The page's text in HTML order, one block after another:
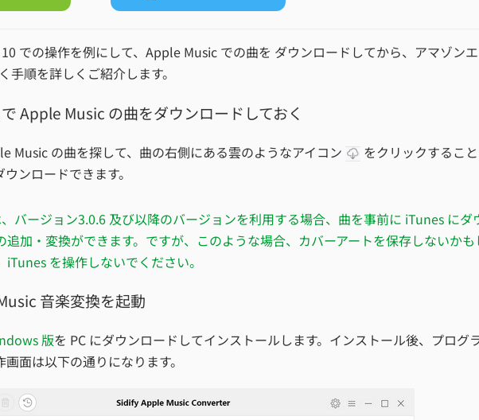
での操作を例にして、Apple Music での曲を ダウンロードしてから、アマゾン
手順を詳しくご紹介します。
Apple Music の曲をダウンロードしておく
Music の曲を探して、曲の右側にある雲のようなアイコン
をクリックすること
ンロードできます。
バージョン3.0.6 及び以降のバージョンを利用する場合、曲を事前に iTunes にダ
追加・変換ができます。ですが、このような場合、カバーアートを保存しないかも
を操作しないでください。
音楽変換を起動
版を PC にダウンロードしてインストールします。インストール後、プログ
面は以下の通りになります。